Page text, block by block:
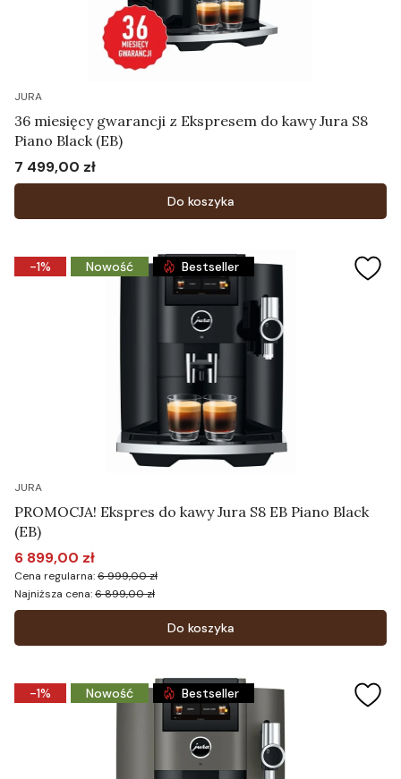
JURA
36 miesięcy gwarancji z Ekspresem do kawy Jura S8
Piano Black (EB)
Cena
7 499,00 zł
Do koszyka
-1% Nowość Bestseller
JURA
PROMOCJA! Ekspres do kawy Jura S8 EB Piano Black
(EB)
Cena promocyjna
6 899,00 zł
Cena regularna:6 999,00 zł
Najniższa cena:6 899,00 zł
Do koszyka
-1% Nowość Bestseller